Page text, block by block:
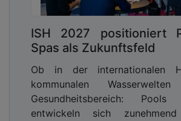
ISH 2027 positioniert
Spas als Zukunftsfeld
Ob in der internationalen
kommunalen
Gesundheitsbereich:
entwickeln sich